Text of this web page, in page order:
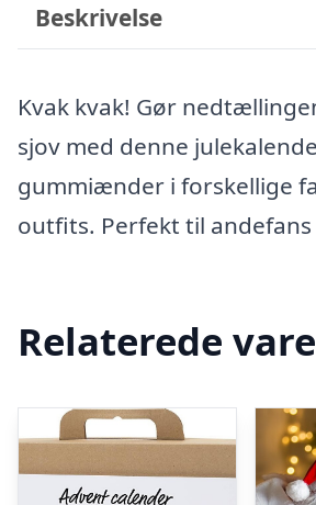
Beskrivelse
Kvak kvak! Gør
sjov med denne
gummiænder i forskellige
outfits. Perfekt til andefans
Relaterede